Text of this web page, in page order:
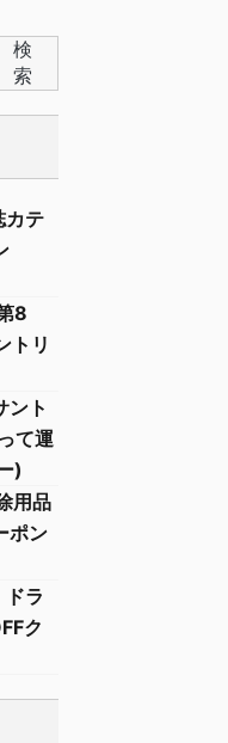
検
索
カテ
8
トリ
ント
て運
)
用品
ポン
ドラ
ク